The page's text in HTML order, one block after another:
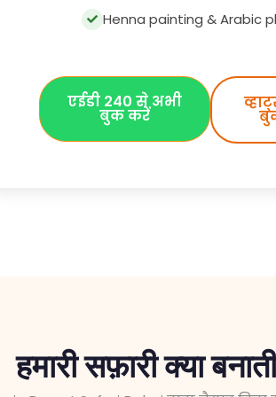
एईडी 240 से अभी
बुक करें
हमारी सफ़ारी क्या
Desert Safari Dubai द्वारा तैयार